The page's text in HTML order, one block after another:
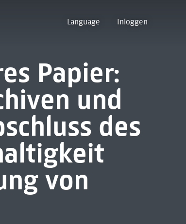
Language Inloggen
Papier:
und
des
von